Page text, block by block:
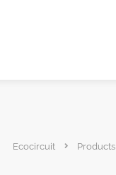
Ecocircuit Products